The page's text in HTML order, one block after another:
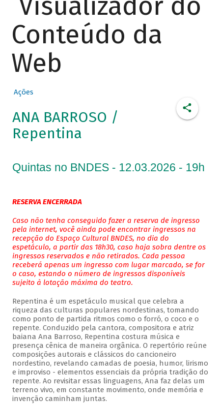
Conteúdo da
Web
Ações
ANA BARROSO /
Repentina
Quintas no BNDES - 12.03.2026 - 19h
RESERVA ENCERRADA
Caso não tenha conseguido fazer a reserva de ingresso
pela internet, você ainda pode encontrar ingressos na
recepção do Espaço Cultural BNDES, no dia do
espetáculo, a partir das 18h30, caso haja sobra dentre os
ingressos reservados e não retirados. Cada pessoa
receberá apenas um ingresso com lugar marcado, se for
o caso, estando o número de ingressos disponíveis
sujeito à lotação máxima do teatro.
Repentina é um espetáculo musical que celebra a
riqueza das culturas populares nordestinas, tomando
como ponto de partida ritmos como o forró, o coco e o
repente. Conduzido pela cantora, compositora e atriz
baiana Ana Barroso, Repentina costura música e
presença cênica de maneira orgânica. O repertório reúne
composições autorais e clássicos do cancioneiro
nordestino, revelando camadas de poesia, humor, lirismo
e improviso - elementos essenciais da própria tradição do
repente. Ao revisitar essas linguagens, Ana faz delas um
terreno vivo, em constante movimento, onde memória e
invenção caminham juntas.